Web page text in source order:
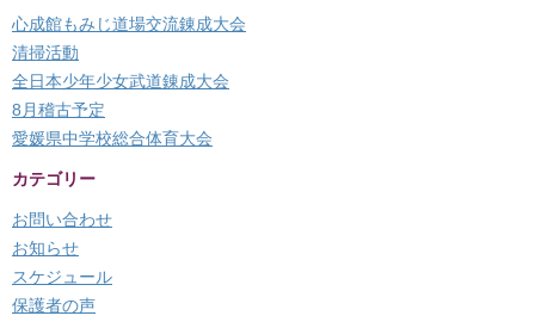
心成館もみじ道場交流錬成大会
清掃活動
全日本少年少女武道錬成大会
8月稽古予定
愛媛県中学校総合体育大会
カテゴリー
お問い合わせ
お知らせ
スケジュール
保護者の声